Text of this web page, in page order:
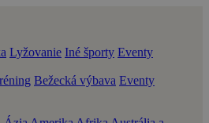
Lyžovanie Iné športy Eventy
Bežecká výbava Eventy